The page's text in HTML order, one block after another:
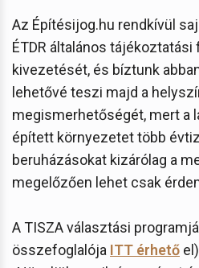
Az Építésijog.hu rendkívül
ÉTDR általános
kivezetését, és bíztunk
lehetővé teszi majd a
megismerhetőségét, mert a
épített környezetet több
beruházásokat kizárólag a
megelőzően lehet csak
A TISZA választási
összefoglalója ITT érhető